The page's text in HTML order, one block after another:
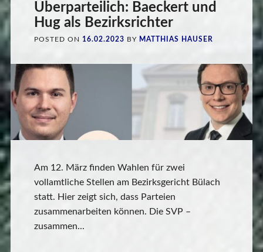
Überparteilich: Baeckert und
Hug als Bezirksrichter
POSTED ON 16.02.2023 BY MATTHIAS HAUSER
Am 12. März finden Wahlen für zwei
vollamtliche Stellen am Bezirksgericht Bülach
statt. Hier zeigt sich, dass Parteien
zusammenarbeiten können. Die SVP –
zusammen...